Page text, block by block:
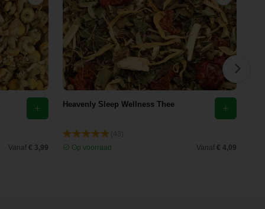
Vanaf € 3,99
Heavenly Sleep Wellness Thee
Op voorraad
Vanaf € 4,09